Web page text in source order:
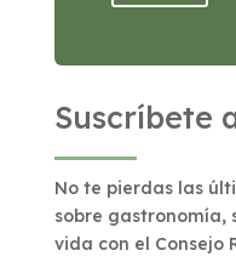
Suscríbete
No te pierdas las
sobre gastronomía,
vida con el Consejo